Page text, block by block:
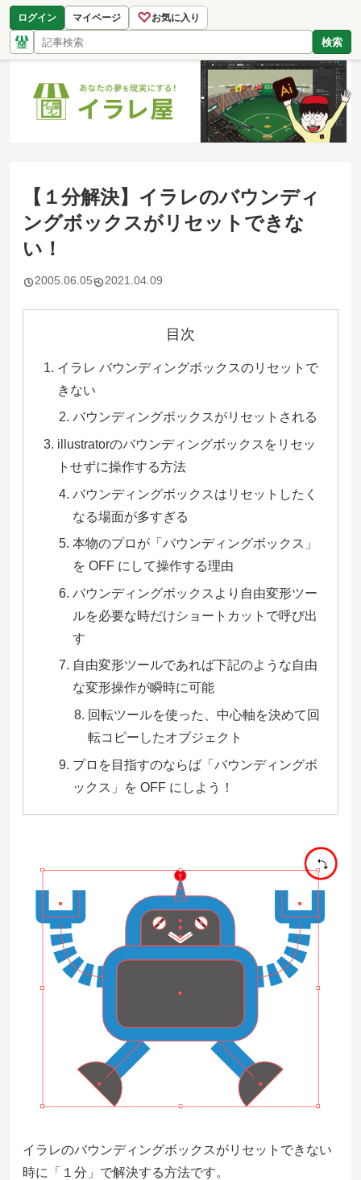
ログイン マイページ ♡お気に入り
検索
【１分解決】イラレのバウンディ
ングボックスがリセットできな
い！
2005.06.05 2021.04.09
目次
イラレ バウンディングボックスのリセットで
きない
バウンディングボックスがリセットされる
illustratorのバウンディングボックスをリセッ
トせずに操作する方法
バウンディングボックスはリセットしたく
なる場面が多すぎる
本物のプロが「バウンディングボックス」
を OFF にして操作する理由
バウンディングボックスより自由変形ツー
ルを必要な時だけショートカットで呼び出
す
自由変形ツールであれば下記のような自由
な変形操作が瞬時に可能
回転ツールを使った、中心軸を決めて回
転コピーしたオブジェクト
プロを目指すのならば「バウンディングボ
ックス」を OFF にしよう！
イラレのバウンディングボックスがリセットできない
時に「１分」で解決する方法です。